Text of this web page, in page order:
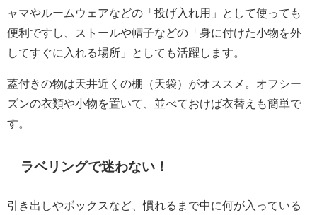
ャマやルームウェアなどの「投げ入れ用」として使っても
便利ですし、ストールや帽子などの「身に付けた小物を外
してすぐに入れる場所」としても活躍します。
蓋付きの物は天井近くの棚（天袋）がオススメ。オフシー
ズンの衣類や小物を置いて、並べておけば衣替えも簡単で
す。
ラベリングで迷わない！
引き出しやボックスなど、慣れるまで中に何が入っている